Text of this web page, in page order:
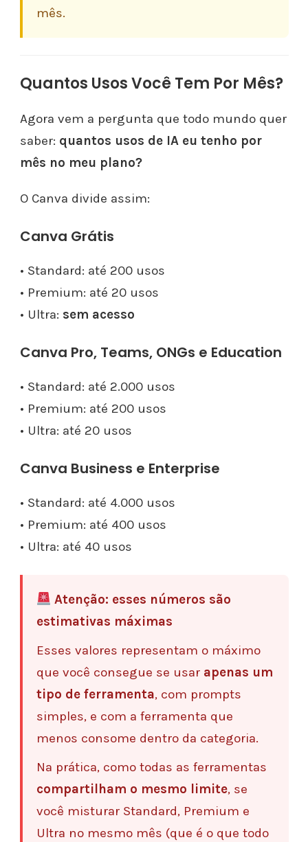
mês.
Quantos Usos Você Tem Por Mês?
Agora vem a pergunta que todo mundo quer
saber: quantos usos de IA eu tenho por
mês no meu plano?
O Canva divide assim:
Canva Grátis
• Standard: até 200 usos
• Premium: até 20 usos
• Ultra: sem acesso
Canva Pro, Teams, ONGs e Education
• Standard: até 2.000 usos
• Premium: até 200 usos
• Ultra: até 20 usos
Canva Business e Enterprise
• Standard: até 4.000 usos
• Premium: até 400 usos
• Ultra: até 40 usos
Atenção: esses números são
estimativas máximas
Esses valores representam o máximo
que você consegue se usar apenas um
tipo de ferramenta, com prompts
simples, e com a ferramenta que
menos consome dentro da categoria.
Na prática, como todas as ferramentas
compartilham o mesmo limite, se
você misturar Standard, Premium e
Ultra no mesmo mês (que é o que todo